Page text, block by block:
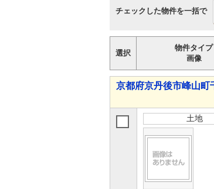
チェックした物件を一括で
選択
物件タイプ
画像
京都府京丹後市峰山町
土地